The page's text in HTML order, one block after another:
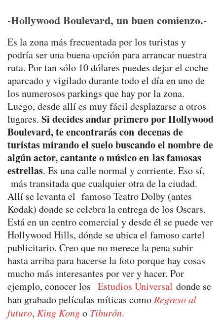
-Hollywood Boulevard, un buen comienzo.-
Es la zona más frecuentada por los turistas y
podría ser una buena opción para arrancar nuestra
ruta. Por tan sólo 10 dólares puedes dejar el coche
aparcado y vigilado durante todo el día en uno de
los numerosos parkings que hay por la zona.
Luego, desde allí es muy fácil desplazarse a otros
lugares. Si decides andar primero por Hollywood
Boulevard, te encontrarás con decenas de
turistas mirando el suelo buscando el nombre de
algún actor, cantante o músico en las famosas
estrellas. Es una calle normal y corriente. Eso sí,
más transitada que cualquier otra de la ciudad.
Allí se levanta el famoso Teatro Dolby (antes
Kodak) donde se celebra la entrega de los Oscars.
Está en un centro comercial y desde él se puede ver
Hollywood Hills, dónde se ubica el famoso cartel
publicitario. Creo que no merece la pena subir
hasta arriba para hacerse la foto porque hay cosas
mucho más interesantes por ver y hacer. Por
ejemplo, conocer los Estudios Universal donde se
han grabado películas míticas como Regreso al
futuro, King Kongo Tiburón.